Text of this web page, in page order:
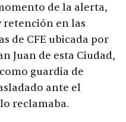
de la alerta,
en las
de CFE ubicada por
Juan de esta Ciudad,
guardia de
ante el
reclamaba.